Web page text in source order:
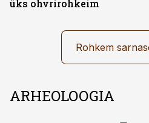
üks ohvrirohkeim
Rohkem
ARHEOLOOGIA